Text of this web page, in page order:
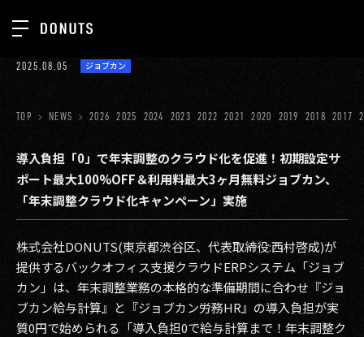
ジョブカン
ゲーム
ミクチャ
医療(CLIUS)
出版メディア
美少女図鑑
イベント
TOP
ABOUT
SERVICES
GROUP
RECRUIT
CONTACT
2025.08.05 ジョブカン
TOP NEWS 2026 2025 2024 2023 2022 2021 2020 2019 2018 2017
導入負担「0」で年末調整のクラウド化を促進！初期設定サ
ポート最大100%OFF＆利用料最大3ヶ月無料ジョブカン、
「年末調整クラウド化キャンペーン」実施
株式会社DONUTS(東京都渋谷区、代表取締役:西村啓成)が
提供するバックオフィス支援クラウドERPシステム「ジョブ
カン」は、年末調整業務の本格的な準備期間に合わせ『ジョ
ブカン給与計算』と『ジョブカン労務HR』の導入負担が実
質0円で始められる「導入負担0で給与計算まで！年末調整ク